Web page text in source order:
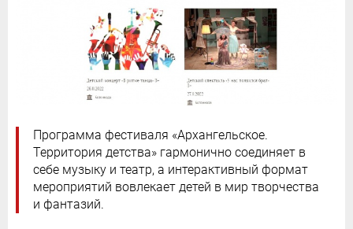
Программа фестиваля «Архангельское.
Территория детства» гармонично соединяет в
себе музыку и театр, а интерактивный формат
мероприятий вовлекает детей в мир творчества
и фантазий.